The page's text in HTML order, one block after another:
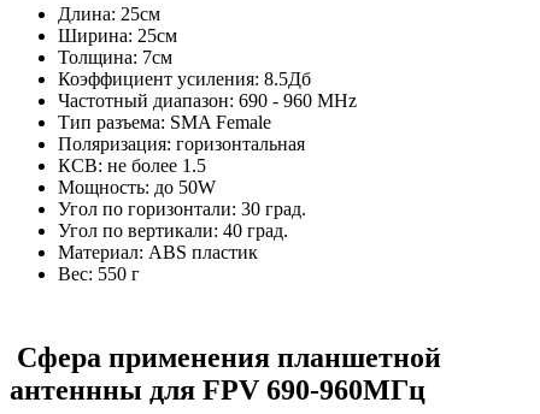
Длина: 25см
Ширина: 25см
Толщина: 7см
Коэффициент усиления: 8.5Дб
Частотный диапазон: 690 - 960 MHz
Тип разъема: SMA Female
Поляризация: горизонтальная
КСВ: не более 1.5
Мощность: до 50W
Угол по горизонтали: 30 град.
Угол по вертикали: 40 град.
Материал: ABS пластик
Вес: 550 г
Сфера применения планшетной
антеннны для FPV 690-960МГц